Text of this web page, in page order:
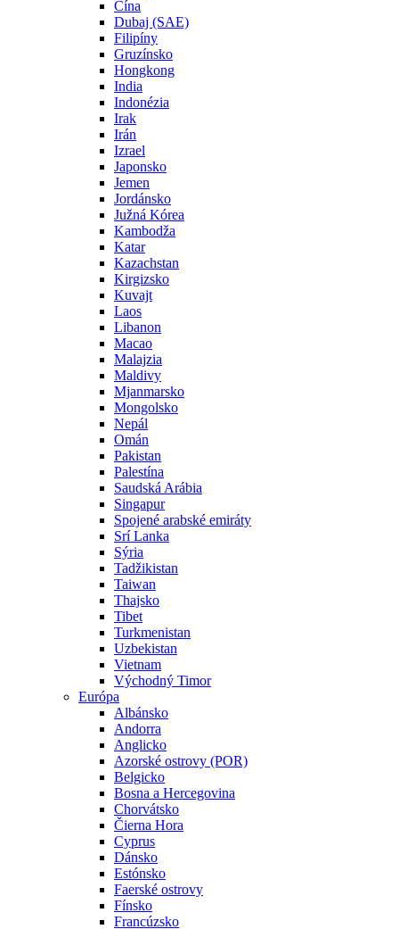
Čína
Dubaj (SAE)
Filipíny
Gruzínsko
Hongkong
India
Indonézia
Irak
Irán
Izrael
Japonsko
Jemen
Jordánsko
Južná Kórea
Kambodža
Katar
Kazachstan
Kirgizsko
Kuvajt
Laos
Libanon
Macao
Malajzia
Maldivy
Mjanmarsko
Mongolsko
Nepál
Omán
Pakistan
Palestína
Saudská Arábia
Singapur
Spojené arabské emiráty
Srí Lanka
Sýria
Tadžikistan
Taiwan
Thajsko
Tibet
Turkmenistan
Uzbekistan
Vietnam
Východný Timor
Európa
Albánsko
Andorra
Anglicko
Azorské ostrovy (POR)
Belgicko
Bosna a Hercegovina
Chorvátsko
Čierna Hora
Cyprus
Dánsko
Estónsko
Faerské ostrovy
Fínsko
Francúzsko